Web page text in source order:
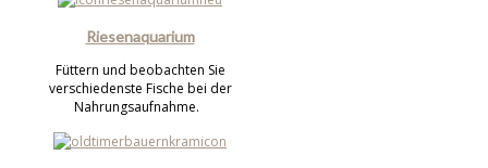
Riesenaquarium
Füttern und beobachten Sie
verschiedenste Fische bei der
Nahrungsaufnahme.